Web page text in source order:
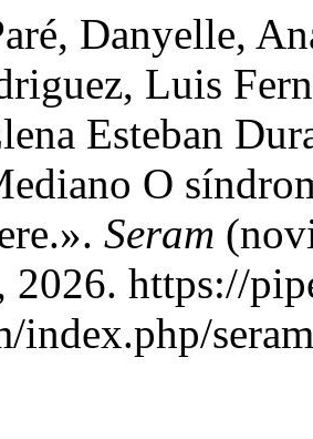
Danyelle,
Luis
Esteban
O
Seram
2026. https://
index.php/